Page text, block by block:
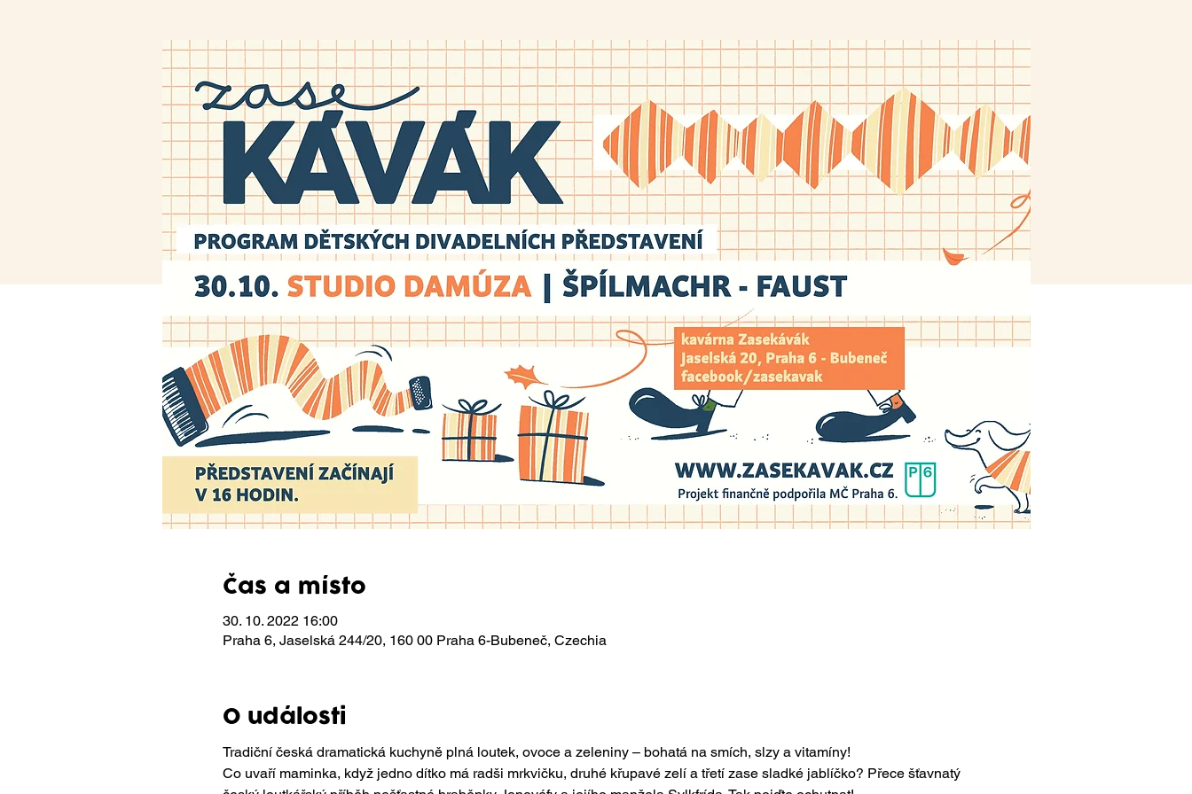
Čas a místo
30. 10. 2022 16:00
Praha 6, Jaselská 244/20, 160 00 Praha 6-Bubeneč, Czechia
O události
Tradiční česká dramatická kuchyně plná loutek, ovoce a zeleniny – bohatá na smích, slzy a vitamíny!
Co uvaří maminka, když jedno dítko má radši mrkvičku, druhé křupavé zelí a třetí zase sladké jablíčko? Přece šťavnatý